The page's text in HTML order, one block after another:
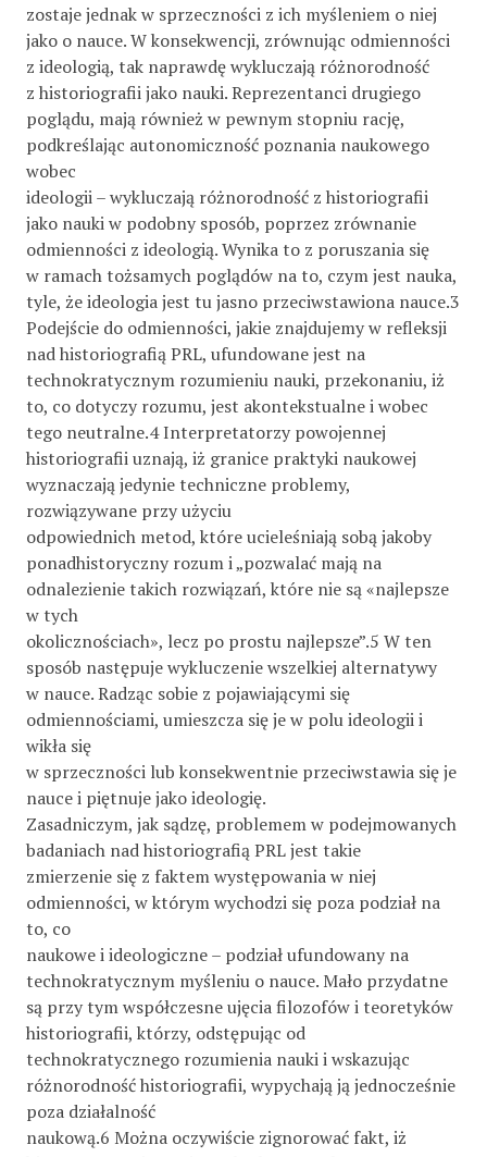
zostaje jednak w sprzeczności z ich myśleniem o niej
jako o nauce. W konsekwencji, zrównując odmienności
z ideologią, tak naprawdę wykluczają różnorodność
z historiografii jako nauki. Reprezentanci drugiego
poglądu, mają również w pewnym stopniu rację,
podkreślając autonomiczność poznania naukowego
wobec
ideologii – wykluczają różnorodność z historiografii
jako nauki w podobny sposób, poprzez zrównanie
odmienności z ideologią. Wynika to z poruszania się
w ramach tożsamych poglądów na to, czym jest nauka,
tyle, że ideologia jest tu jasno przeciwstawiona nauce.3
Podejście do odmienności, jakie znajdujemy w refleksji
nad historiografią PRL, ufundowane jest na
technokratycznym rozumieniu nauki, przekonaniu, iż
to, co dotyczy rozumu, jest akontekstualne i wobec
tego neutralne.4 Interpretatorzy powojennej
historiografii uznają, iż granice praktyki naukowej
wyznaczają jedynie techniczne problemy,
rozwiązywane przy użyciu
odpowiednich metod, które ucieleśniają sobą jakoby
ponadhistoryczny rozum i „pozwalać mają na
odnalezienie takich rozwiązań, które nie są «najlepsze
w tych
okolicznościach», lecz po prostu najlepsze”.5 W ten
sposób następuje wykluczenie wszelkiej alternatywy
w nauce. Radząc sobie z pojawiającymi się
odmiennościami, umieszcza się je w polu ideologii i
wikła się
w sprzeczności lub konsekwentnie przeciwstawia się je
nauce i piętnuje jako ideologię.
Zasadniczym, jak sądzę, problemem w podejmowanych
badaniach nad historiografią PRL jest takie
zmierzenie się z faktem występowania w niej
odmienności, w którym wychodzi się poza podział na
to, co
naukowe i ideologiczne – podział ufundowany na
technokratycznym myśleniu o nauce. Mało przydatne
są przy tym współczesne ujęcia filozofów i teoretyków
historiografii, którzy, odstępując od
technokratycznego rozumienia nauki i wskazując
różnorodność historiografii, wypychają ją jednocześnie
poza działalność
naukową.6 Można oczywiście zignorować fakt, iż